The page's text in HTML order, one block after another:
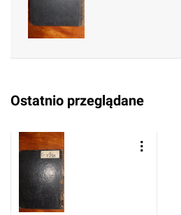
Ostatnio przeglądane